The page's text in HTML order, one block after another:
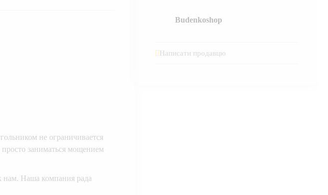
не ограничивается
заниматься мощением
нам. Наша компания рада
Budenkoshop
Написати продавцю